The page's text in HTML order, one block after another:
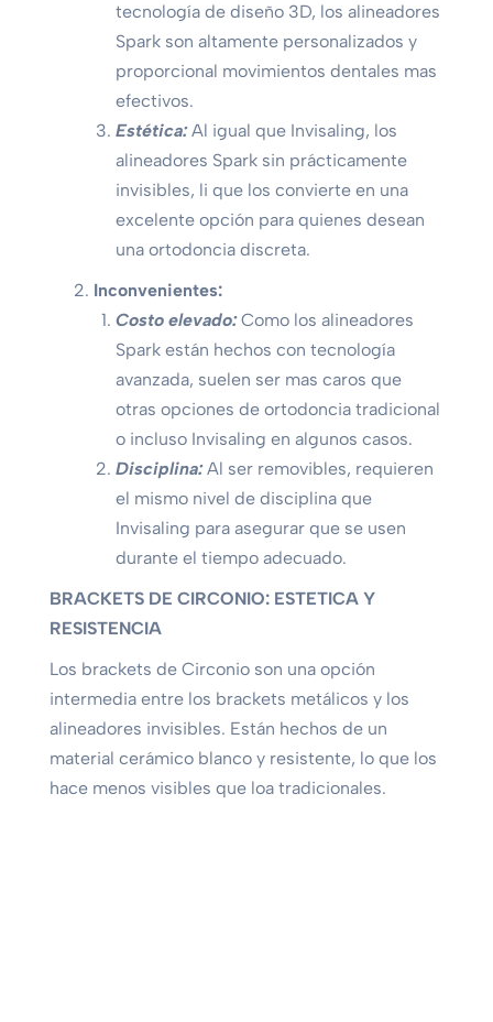
tecnología de diseño 3D, los alineadores
Spark son altamente personalizados y
proporcional movimientos dentales mas
efectivos.
Estética:Al igual que Invisaling, los
alineadores Spark sin prácticamente
invisibles, li que los convierte en una
excelente opción para quienes desean
una ortodoncia discreta.
Inconvenientes:
Costo elevado:Como los alineadores
Spark están hechos con tecnología
avanzada, suelen ser mas caros que
otras opciones de ortodoncia tradicional
o incluso Invisaling en algunos casos.
Disciplina:Al ser removibles, requieren
el mismo nivel de disciplina que
Invisaling para asegurar que se usen
durante el tiempo adecuado.
BRACKETS DE CIRCONIO: ESTETICA Y
RESISTENCIA
Los brackets de Circonio son una opción
intermedia entre los brackets metálicos y los
alineadores invisibles. Están hechos de un
material cerámico blanco y resistente, lo que los
hace menos visibles que loa tradicionales.